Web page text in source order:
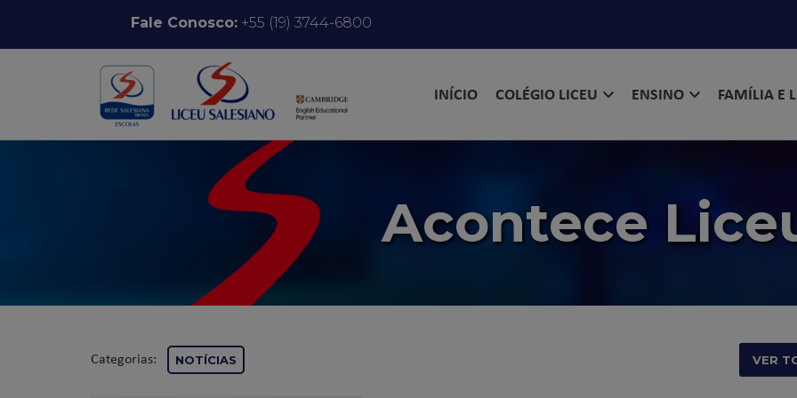
Pular para o conteúdoFale Conosco:+55 (19) 3744-6800
INÍCIO COLÉGIO LICEU ENSINO FAMÍLIA E
Acontece
Categorias: NOTÍCIAS VER